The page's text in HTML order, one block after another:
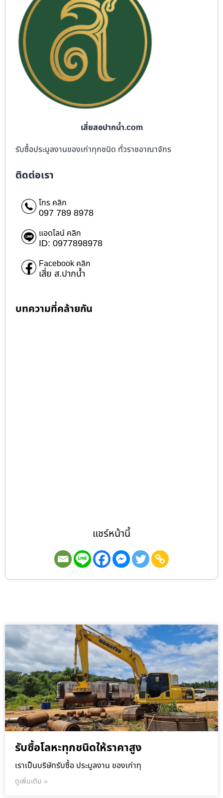
เสี่ยสอปากน้ำ.com
รับซื้อประมูลงานของเก่าทุกชนิด ทั่วราชอาณาจักร
ติดต่อเรา
โทร คลิก
097 789 8978
แอดไลน์ คลิก
ID: 0977898978
Facebook คลิก
เสี่ย ส.ปากน้ำ
บทความที่คล้ายกัน
แชร์หน้านี้
รับซื้อโลหะทุกชนิดให้ราคาสูง
เราเป็นบริษัทรับซื้อ ประมูลงาน ของเก่าทุ
ดูเพิ่มเติม »